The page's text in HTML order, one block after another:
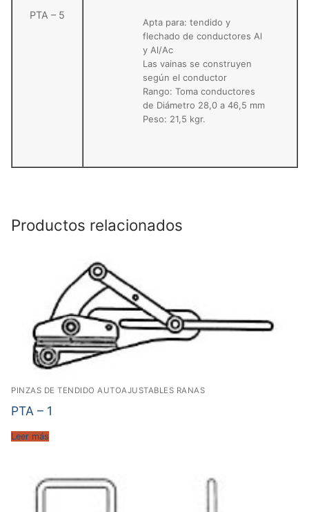
PTA – 5
Apta para: tendido y
flechado de conductores Al
y Al/Ac
Las vainas se construyen
según el conductor
Rango: Toma conductores
de Diámetro 28,0 a 46,5 mm
Peso: 21,5 kgr.
Productos relacionados
PINZAS DE TENDIDO AUTOAJUSTABLES RANAS
PTA – 1
Leer más